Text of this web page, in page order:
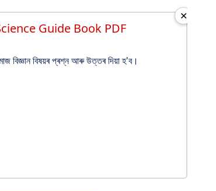
Guide Book PDF
বিষয়ৰ প্ৰশ্ন আৰু উত্তৰ দিয়া হ'ব।
✕